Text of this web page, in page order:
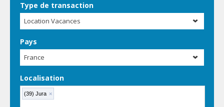
Type de transaction
Location Vacances
Pays
France
Localisation
(39) Jura ×